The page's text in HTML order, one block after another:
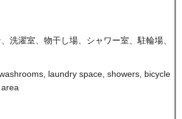
洗濯室、物干し場、シャワー室、駐輪場、
laundry space, showers, bicycle